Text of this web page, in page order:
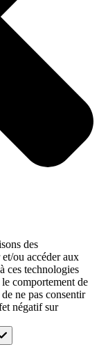
des
ou accéder aux
ces technologies
comportement de
ne pas consentir
négatif sur